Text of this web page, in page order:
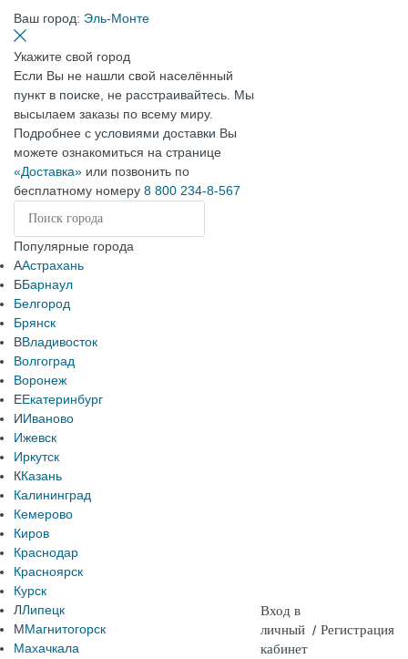
Ваш город: Эль-Монте
Укажите свой город
Если Вы не нашли свой населённый
пункт в поиске, не расстраивайтесь. Мы
высылаем заказы по всему миру.
Подробнее с условиями доставки Вы
можете ознакомиться на странице
«Доставка» или позвонить по
бесплатному номеру 8 800 234-8-567
Популярные города
ААстрахань
ББарнаул
Белгород
Брянск
ВВладивосток
Волгоград
Воронеж
ЕЕкатеринбург
ИИваново
Ижевск
Иркутск
ККазань
Калининград
Кемерово
Киров
Краснодар
Красноярск
Курск
ЛЛипецк
ММагнитогорск
Махачкала
Вход в
личный
кабинет
/ Регистрация